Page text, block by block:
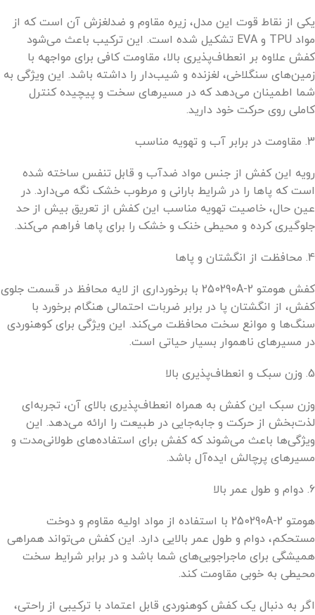
یکی از نقاط قوت این مدل، زیره مقاوم و ضدلغزش آن است که از
مواد TPU و EVA تشکیل شده است. این ترکیب باعث می‌شود
کفش علاوه بر انعطاف‌پذیری بالا، مقاومت کافی برای مواجهه با
زمین‌های سنگلاخی، لغزنده و شیب‌دار را داشته باشد. این ویژگی به
شما اطمینان می‌دهد که در مسیرهای سخت و پیچیده کنترل
کاملی روی حرکت خود دارید.
3. مقاومت در برابر آب و تهویه مناسب
رویه این کفش از جنس مواد ضدآب و قابل تنفس ساخته شده
است که پاها را در شرایط بارانی و مرطوب خشک نگه می‌دارد. در
عین حال، خاصیت تهویه مناسب این کفش از تعریق بیش از حد
جلوگیری کرده و محیطی خنک و خشک را برای پاها فراهم می‌کند.
4. محافظت از انگشتان و پاها
کفش هومتو 250290A-2 با برخورداری از لایه محافظ در قسمت جلوی
کفش، از انگشتان پا در برابر ضربات احتمالی هنگام برخورد با
سنگ‌ها و موانع سخت محافظت می‌کند. این ویژگی برای کوهنوردی
در مسیرهای ناهموار بسیار حیاتی است.
5. وزن سبک و انعطاف‌پذیری بالا
وزن سبک این کفش به همراه انعطاف‌پذیری بالای آن، تجربه‌ای
لذت‌بخش از حرکت و جابه‌جایی در طبیعت را ارائه می‌دهد. این
ویژگی‌ها باعث می‌شوند که کفش برای استفاده‌های طولانی‌مدت و
مسیرهای پرچالش ایده‌آل باشد.
6. دوام و طول عمر بالا
هومتو 250290A-2 با استفاده از مواد اولیه مقاوم و دوخت
مستحکم، دوام و طول عمر بالایی دارد. این کفش می‌تواند همراهی
همیشگی برای ماجراجویی‌های شما باشد و در برابر شرایط سخت
محیطی به خوبی مقاومت کند.
اگر به دنبال یک کفش کوهنوردی قابل اعتماد با ترکیبی از راحتی،